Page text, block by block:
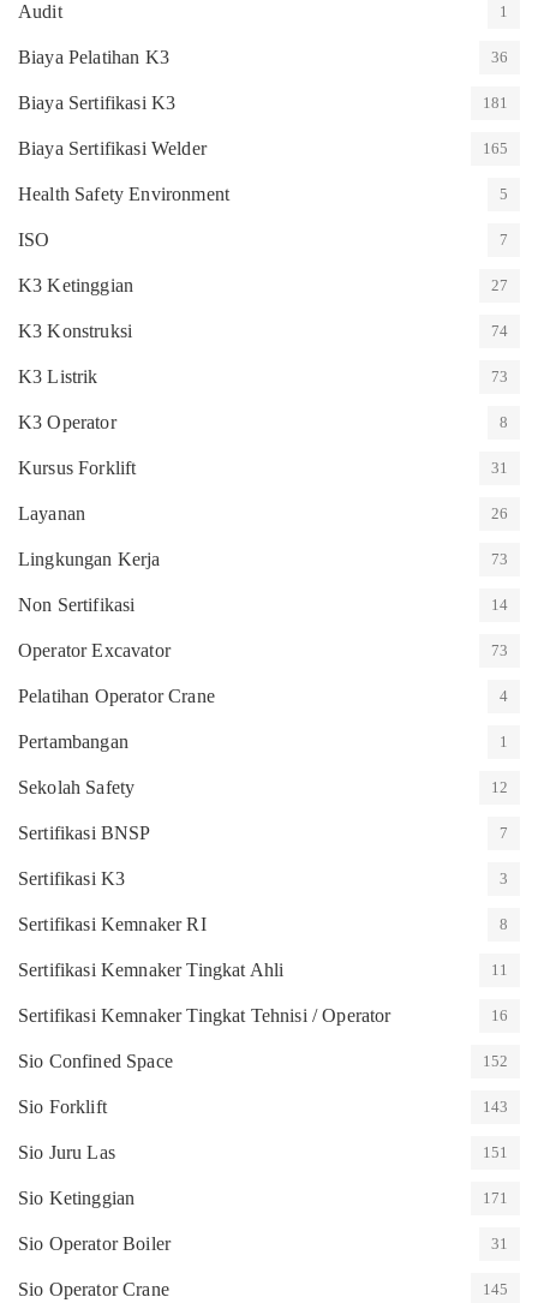
Audit 1
Biaya Pelatihan K3 36
Biaya Sertifikasi K3 181
Biaya Sertifikasi Welder 165
Health Safety Environment 5
ISO 7
K3 Ketinggian 27
K3 Konstruksi 74
K3 Listrik 73
K3 Operator 8
Kursus Forklift 31
Layanan 26
Lingkungan Kerja 73
Non Sertifikasi 14
Operator Excavator 73
Pelatihan Operator Crane 4
Pertambangan 1
Sekolah Safety 12
Sertifikasi BNSP 7
Sertifikasi K3 3
Sertifikasi Kemnaker RI 8
Sertifikasi Kemnaker Tingkat Ahli 11
Sertifikasi Kemnaker Tingkat Tehnisi / Operator 16
Sio Confined Space 152
Sio Forklift 143
Sio Juru Las 151
Sio Ketinggian 171
Sio Operator Boiler 31
Sio Operator Crane 145